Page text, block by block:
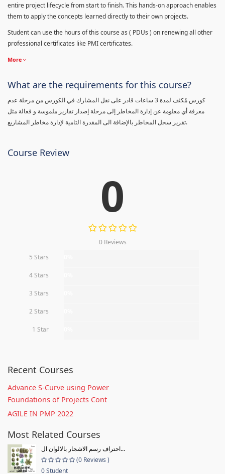
entire project lifecycle from start to finish. This hands-on approach enables
them to apply the concepts learned directly to their own projects.
Student can use the hours of this course as ( PDUs ) on renewing all other
professional certificates like PMI certificates.
More
What are the requirements for this course?
كورس مٌكثف لمدة 3 ساعات قادر على نقل المشارك في الكورس من مرحلة عدم
معرفة أي معلومة عن إدارة المخاطر إلى مرحلة إصدار تقارير ملموسة و فعالة مثل
تقرير سجل المخاطر بالإضافة الى المقدرة التامية لإدارة مخاطر المشاريع.
Course Review
0
0 Reviews
5 Stars
4 Stars
3 Stars
2 Stars
1 Star
Recent Courses
Advance S-Curve using Power
Foundations of Projects Cont
AGILE IN PMP 2022
Most Related Courses
احتراف رسم الاشجار بالالوان ال...
(0 Reviews )
0 Student